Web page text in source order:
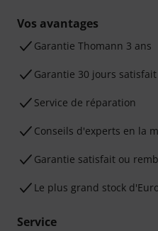
Vos avantages
Ga­ran­tie Thomann 3 ans
Garantie 30 jours
Service de réparation
Conseils d'experts en la
Garantie satisfait ou
Le plus grand stock
Service